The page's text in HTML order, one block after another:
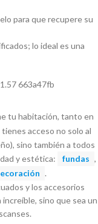
para que recupere su
lo ideal es una
tu habitación, tanto en
tienes acceso no solo al
sino también a todos
y estética:
fundas ,
.
y los accesorios
sino que sea un